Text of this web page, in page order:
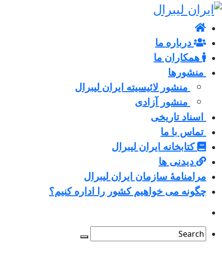
درباره ما
همکاران ما
منشورها
منشور لائیسیته ایران لیبرال
منشور آزادی
اسناد تاریخی
تماس با ما
کتابخانه ایران لیبرال
دیدنی ها
مرامنامۀ سازمان ایران لیبرال
چگونه می خواهیم کشور را اداره کنیم؟